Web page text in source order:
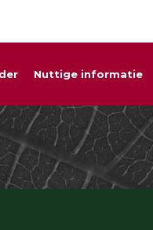
Nuttige informatie